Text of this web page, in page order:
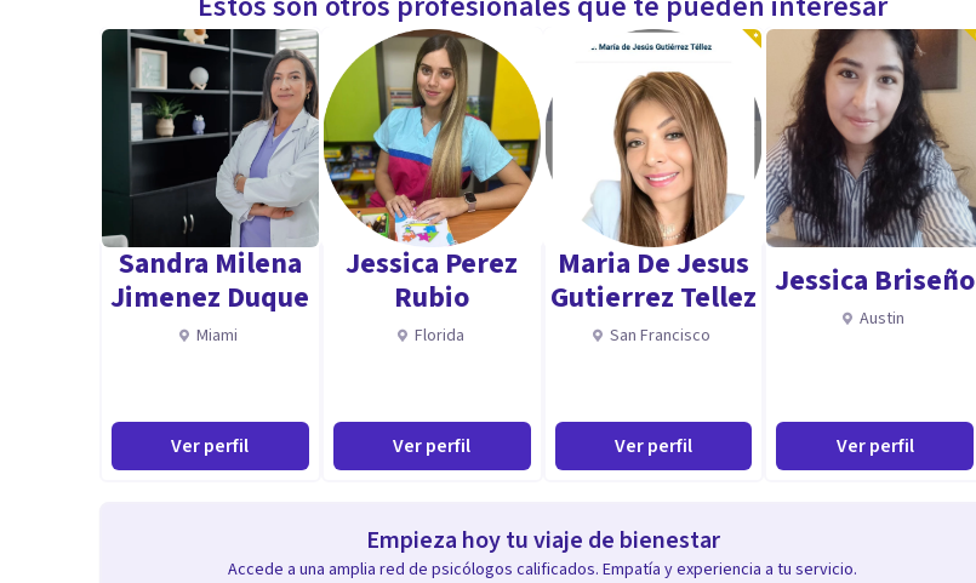
Sandra Milena
Jimenez Duque
Miami
Ver perfil
Jessica Perez
Rubio
Florida
Ver perfil
Maria De Jesus
Gutierrez Tellez
San Francisco
Ver perfil
Jessica Briseño
Austin
Ver perfil
Empieza hoy tu viaje de bienestar
Accede a una amplia red de psicólogos calificados. Empatía y experiencia a tu servicio.